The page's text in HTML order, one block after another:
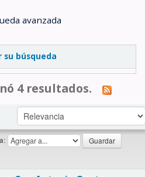
avanzada
su búsqueda
4 resultados.